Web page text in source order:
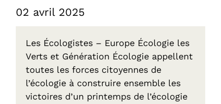
02 avril 2025
Les Écologistes – Europe Écologie les
Verts et Génération Écologie appellent
toutes les forces citoyennes de
l’écologie à construire ensemble les
victoires d’un printemps de l’écologie